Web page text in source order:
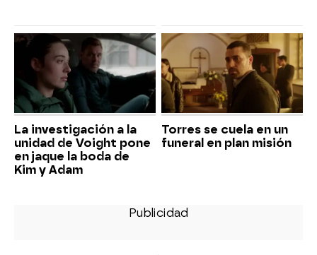
La investigación a la
unidad de Voight pone
en jaque la boda de
Kim y Adam
Torres se cuela en un
funeral en plan misión